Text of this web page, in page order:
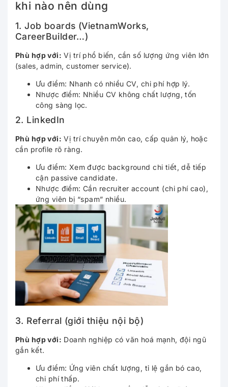
khi nào nên dùng
1. Job boards (VietnamWorks,
CareerBuilder…)
Phù hợp với: Vị trí phổ biến, cần số lượng ứng viên lớn
(sales, admin, customer service).
Ưu điểm: Nhanh có nhiều CV, chi phí hợp lý.
Nhược điểm: Nhiều CV không chất lượng, tốn
công sàng lọc.
2. LinkedIn
Phù hợp với: Vị trí chuyên môn cao, cấp quản lý, hoặc
cần profile rõ ràng.
Ưu điểm: Xem được background chi tiết, dễ tiếp
cận passive candidate.
Nhược điểm: Cần recruiter account (chi phí cao),
ứng viên bị “spam” nhiều.
3. Referral (giới thiệu nội bộ)
Phù hợp với: Doanh nghiệp có văn hoá mạnh, đội ngũ
gắn kết.
Ưu điểm: Ứng viên chất lượng, tỉ lệ gắn bó cao,
chi phí thấp.